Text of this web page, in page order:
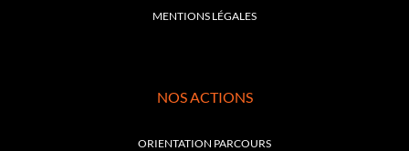
MENTIONS LÉGALES
NOS ACTIONS
ORIENTATION PARCOURS